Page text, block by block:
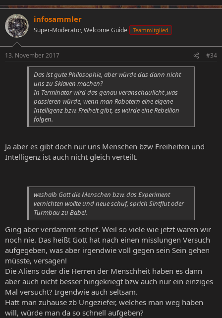
infosammler
Super-Moderator, Welcome Guide Teammitglied
13. November 2017 #34
Das ist gute Philosophie, aber würde das dann nicht
uns zu Sklaven machen?
In Terminator wird das genau veranschaulicht ,was
passieren würde, wenn man Robotern eine eigene
Intelligenz bzw. Freiheit gibt, es würde eine Rebellion
folgen.
Ja aber es gibt doch nur uns Menschen bzw Freiheiten und
Intelligenz ist auch nicht gleich verteilt.
weshalb Gott die Menschen bzw. das Experiment
vernichten wollte und neue schuf, sprich Sintflut oder
Turmbau zu Babel.
Ging aber verdammt schief. Weil so viele wie jetzt waren wir
noch nie. Das heißt Gott hat nach einen misslungen Versuch
aufgegeben, was aber irgendwie voll gegen sein Sein gehen
müsste, versagen!
Die Aliens oder die Herren der Menschheit haben es dann
aber auch nicht besser hingekriegt bzw auch nur ein einziges
Mal versucht? Irgendwie auch seltsam.
Hatt man zuhause zb Ungeziefer, welches man weg haben
will, würde man da so schnell aufgeben?